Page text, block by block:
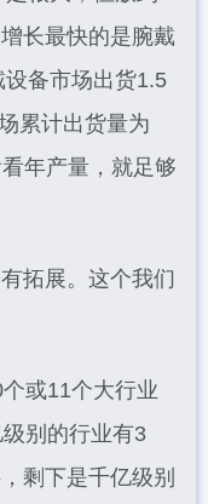
长最快的是腕戴
备市场出货1.5
累计出货量为
年产量，就足够
拓展。这个我们
或11个大行业
别的行业有3
剩下是千亿级别